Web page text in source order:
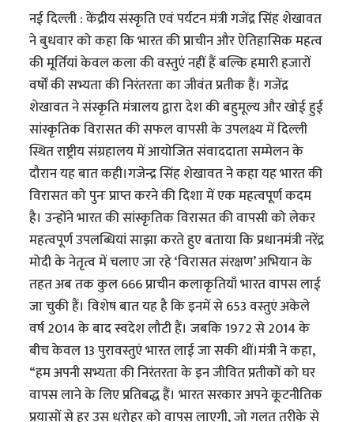
नई दिल्ली : केंद्रीय संस्कृति एवं पर्यटन मंत्री गजेंद्र सिंह शेखावत
ने बुधवार को कहा कि भारत की प्राचीन और ऐतिहासिक महत्व
की मूर्तियां केवल कला की वस्तुएं नहीं हैं बल्कि हमारी हजारों
वर्षों की सभ्यता की निरंतरता का जीवंत प्रतीक हैं। गजेंद्र
शेखावत ने संस्कृति मंत्रालय द्वारा देश की बहुमूल्य और खोई हुई
सांस्कृतिक विरासत की सफल वापसी के उपलक्ष्य में दिल्ली
स्थित राष्ट्रीय संग्रहालय में आयोजित संवाददाता सम्मेलन के
दौरान यह बात कही।गजेन्द्र सिंह शेखावत ने कहा यह भारत की
विरासत को पुनः प्राप्त करने की दिशा में एक महत्वपूर्ण कदम
है। उन्होंने भारत की सांस्कृतिक विरासत की वापसी को लेकर
महत्वपूर्ण उपलब्धियां साझा करते हुए बताया कि प्रधानमंत्री नरेंद्र
मोदी के नेतृत्व में चलाए जा रहे ‘विरासत संरक्षण’ अभियान के
तहत अब तक कुल 666 प्राचीन कलाकृतियाँ भारत वापस लाई
जा चुकी हैं। विशेष बात यह है कि इनमें से 653 वस्तुएं अकेले
वर्ष 2014 के बाद स्वदेश लौटी हैं। जबकि 1972 से 2014 के
बीच केवल 13 पुरावस्तुएं भारत लाई जा सकी थीं।मंत्री ने कहा,
“हम अपनी सभ्यता की निरंतरता के इन जीवित प्रतीकों को घर
वापस लाने के लिए प्रतिबद्ध हैं। भारत सरकार अपने कूटनीतिक
प्रयासों से हर उस धरोहर को वापस लाएगी, जो गलत तरीके से